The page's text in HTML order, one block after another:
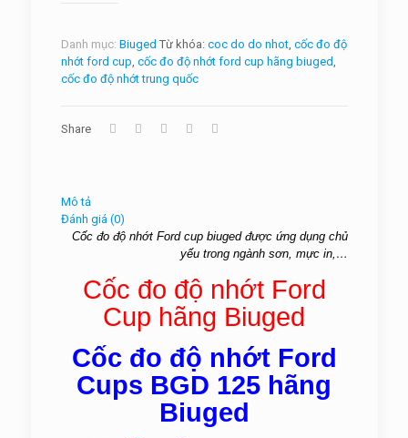
Danh mục: Biuged Từ khóa: coc do do nhot, cốc đo độ
nhớt ford cup, cốc đo độ nhớt ford cup hãng biuged,
cốc đo độ nhớt trung quốc
Share
Mô tả
Đánh giá (0)
Cốc đo độ nhớt Ford cup biuged được ứng dụng chủ
yếu trong ngành sơn, mực in,…
Cốc đo độ nhớt Ford
Cup hãng Biuged
Cốc đo độ nhớt Ford
Cups BGD 125 hãng
Biuged